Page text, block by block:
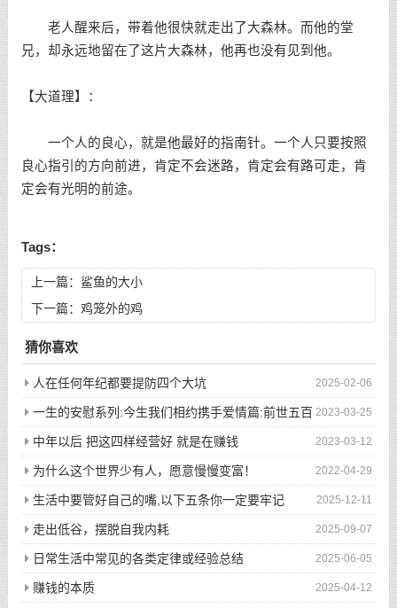
老人醒来后，带着他很快就走出了大森林。而他的堂
兄，却永远地留在了这片大森林，他再也没有见到他。
【大道理】：
一个人的良心，就是他最好的指南针。一个人只要按照
良心指引的方向前进，肯定不会迷路，肯定会有路可走，肯
定会有光明的前途。
Tags：
上一篇： 鲨鱼的大小
下一篇： 鸡笼外的鸡
猜你喜欢
2025-02-06
人在任何年纪都要提防四个大坑
2023-03-25
一生的安慰系列:今生我们相约携手爱情篇:前世五百
次的回眸才换来今生的相遇
2023-03-12
中年以后 把这四样经营好 就是在赚钱
2022-04-29
为什么这个世界少有人，愿意慢慢变富！
2025-12-11
生活中要管好自己的嘴,以下五条你一定要牢记
2025-09-07
走出低谷，摆脱自我内耗
2025-06-05
日常生活中常见的各类定律或经验总结
2025-04-12
赚钱的本质